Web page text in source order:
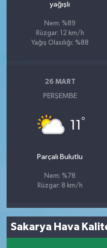
yağışlı
Nem: %89
Rüzgar: 12 km/h
Yağış Olasılığı: %88
26 MART
PERŞEMBE
11 °
Parçalı Bulutlu
Nem: %78
Rüzgar: 8 km/h
Sakarya Hava